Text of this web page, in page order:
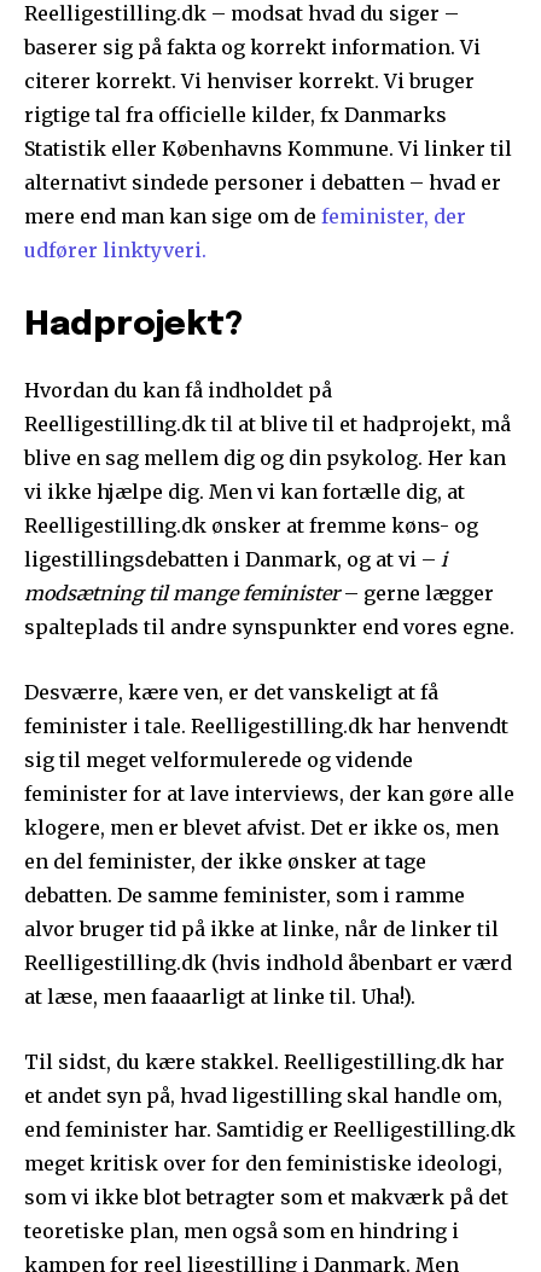
Reelligestilling.dk – modsat hvad du siger –
baserer sig på fakta og korrekt information. Vi
citerer korrekt. Vi henviser korrekt. Vi bruger
rigtige tal fra officielle kilder, fx Danmarks
Statistik eller Københavns Kommune. Vi linker til
alternativt sindede personer i debatten – hvad er
mere end man kan sige om de feminister, der
udfører linktyveri.
Hadprojekt?
Hvordan du kan få indholdet på
Reelligestilling.dk til at blive til et hadprojekt, må
blive en sag mellem dig og din psykolog. Her kan
vi ikke hjælpe dig. Men vi kan fortælle dig, at
Reelligestilling.dk ønsker at fremme køns- og
ligestillingsdebatten i Danmark, og at vi – i
modsætning til mange feminister– gerne lægger
spalteplads til andre synspunkter end vores egne.
Desværre, kære ven, er det vanskeligt at få
feminister i tale. Reelligestilling.dk har henvendt
sig til meget velformulerede og vidende
feminister for at lave interviews, der kan gøre alle
klogere, men er blevet afvist. Det er ikke os, men
en del feminister, der ikke ønsker at tage
debatten. De samme feminister, som i ramme
alvor bruger tid på ikke at linke, når de linker til
Reelligestilling.dk (hvis indhold åbenbart er værd
at læse, men faaaarligt at linke til. Uha!).
Til sidst, du kære stakkel. Reelligestilling.dk har
et andet syn på, hvad ligestilling skal handle om,
end feminister har. Samtidig er Reelligestilling.dk
meget kritisk over for den feministiske ideologi,
som vi ikke blot betragter som et makværk på det
teoretiske plan, men også som en hindring i
kampen for reel ligestilling i Danmark. Men